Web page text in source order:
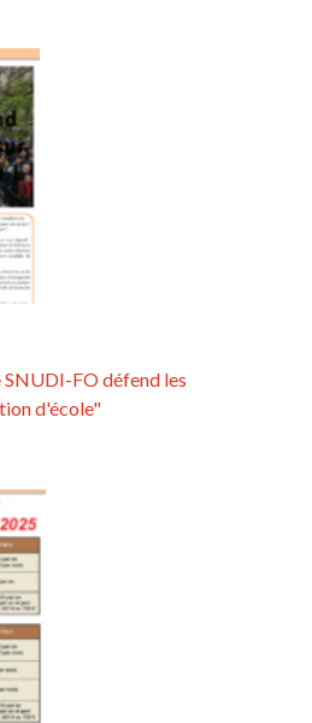
SNUDI-FO défend les
d'école"